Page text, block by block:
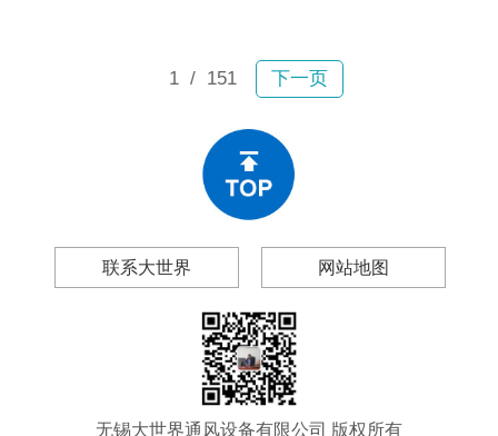
落。所幸均未造成人员伤亡，然而连
续两起事故为工程和物业管理领域敲
落绝非偶然现象。
1/ 151 下一页
联系大世界 网站地图
无锡大世界通风设备有限公司 版权所有